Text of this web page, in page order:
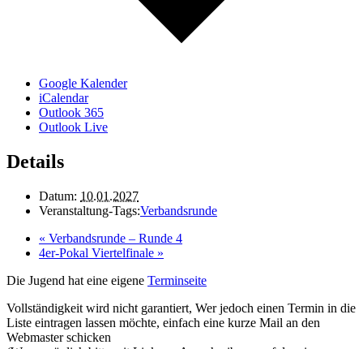
Google Kalender
iCalendar
Outlook 365
Outlook Live
Details
Datum: 10.01.2027
Veranstaltung-Tags:Verbandsrunde
« Verbandsrunde – Runde 4
4er-Pokal Viertelfinale »
Die Jugend hat eine eigene Terminseite
Vollständigkeit wird nicht garantiert, Wer jedoch einen Termin in die
Liste eintragen lassen möchte, einfach eine kurze Mail an den
Webmasterschicken